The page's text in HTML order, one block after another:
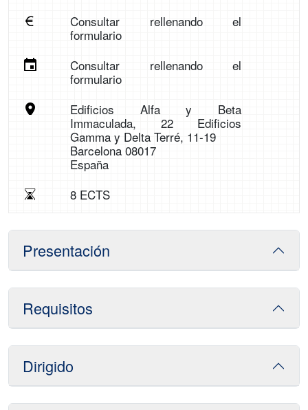
Consultar rellenando el
formulario
Consultar rellenando el
formulario
Edificios Alfa y Beta
Immaculada, 22 Edificios
Gamma y Delta Terré, 11-19
Barcelona 08017
España
8 ECTS
Presentación
Requisitos
Dirigido